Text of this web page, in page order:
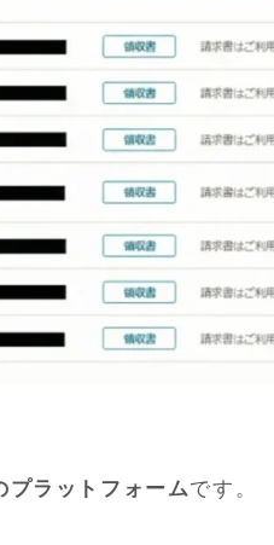
ラットフォームです。